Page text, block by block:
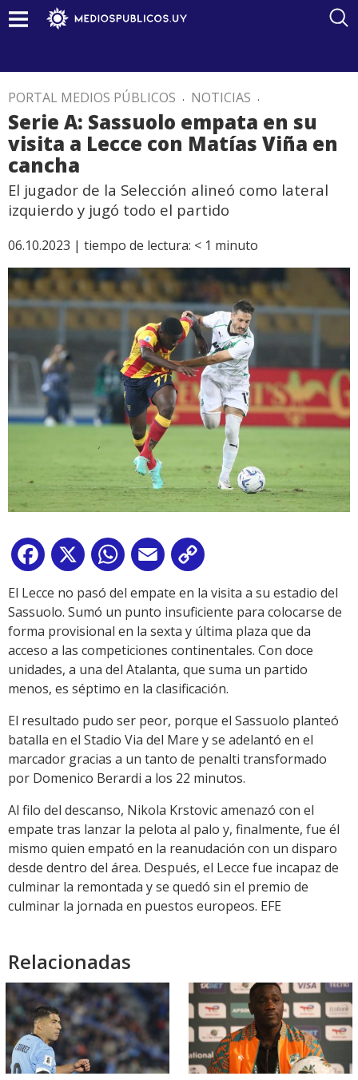
PORTAL MEDIOS PÚBLICOS . NOTICIAS .
Serie A: Sassuolo empata en su
visita a Lecce con Matías Viña en
cancha
El jugador de la Selección alineó como lateral
izquierdo y jugó todo el partido
06.10.2023 | tiempo de lectura: < 1 minuto
Facebook
X WhatsApp
Email
Link
El Lecce no pasó del empate en la visita a su estadio del
Sassuolo. Sumó un punto insuficiente para colocarse de
forma provisional en la sexta y última plaza que da
acceso a las competiciones continentales. Con doce
unidades, a una del Atalanta, que suma un partido
menos, es séptimo en la clasificación.
El resultado pudo ser peor, porque el Sassuolo planteó
batalla en el Stadio Via del Mare y se adelantó en el
marcador gracias a un tanto de penalti transformado
por Domenico Berardi a los 22 minutos.
Al filo del descanso, Nikola Krstovic amenazó con el
empate tras lanzar la pelota al palo y, finalmente, fue él
mismo quien empató en la reanudación con un disparo
desde dentro del área. Después, el Lecce fue incapaz de
culminar la remontada y se quedó sin el premio de
culminar la jornada en puestos europeos. EFE
Relacionadas